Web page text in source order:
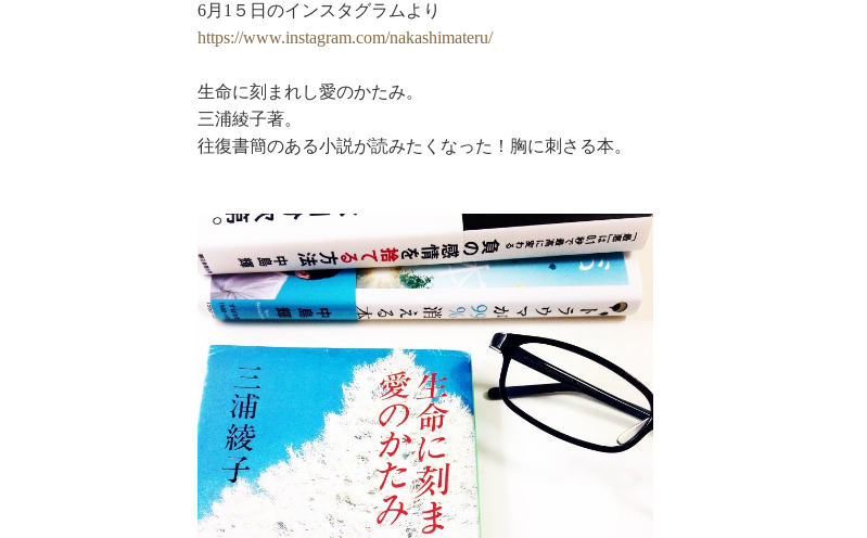
6月1５日のインスタグラムより
https://www.instagram.com/nakashimateru/
生命に刻まれし愛のかたみ。
三浦綾子著。
往復書簡のある小説が読みたくなった！胸に刺さる本。